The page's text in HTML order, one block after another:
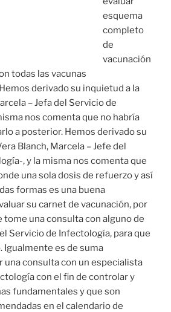
esquema
completo
de
vacunación
todas las vacunas
derivado su inquietud a la
– Jefa del Servicio de
nos comenta que no habría
a posterior. Hemos derivado su
Blanch, Marcela – Jefe del
, y la misma nos comenta que
una sola dosis de refuerzo y así
formas es una buena
su carnet de vacunación, por
tome una consulta con alguno de
Servicio de Infectología, para que
Igualmente es de suma
una consulta con un especialista
con el fin de controlar y
fundamentales y que son
en el calendario de